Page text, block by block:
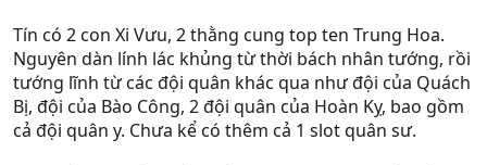
Tín có 2 con Xi Vưu, 2 thằng cung top ten Trung Hoa.
Nguyên dàn lính lác khủng từ thời bách nhân tướng, rồi
tướng lĩnh từ các đội quân khác qua như đội của Quách
Bị, đội của Bào Công, 2 đội quân của Hoàn Kỵ, bao gồm
cả đội quân y. Chưa kể có thêm cả 1 slot quân sư.